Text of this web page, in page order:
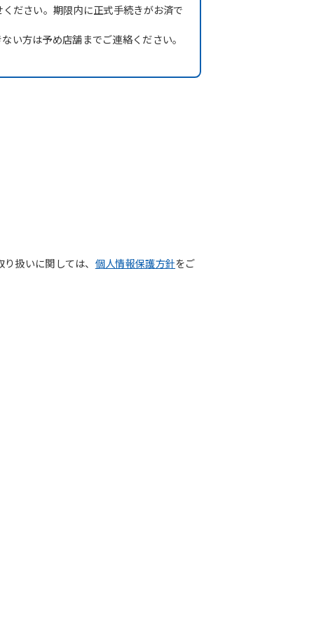
ださい。期限内に正式手続きがお済で
い方は予め店舗までご連絡ください。
扱いに関しては、 個人情報保護方針をご